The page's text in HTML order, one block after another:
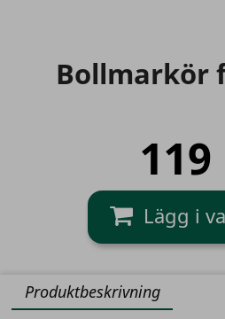
Bollmarkör
Produktbeskrivning